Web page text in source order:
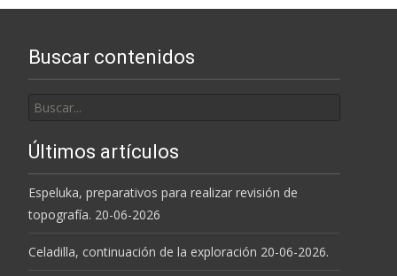
Buscar contenidos
por:
Últimos artículos
Espeluka, preparativos para realizar revisión de
topografía. 20-06-2026
Celadilla, continuación de la exploración 20-06-2026.